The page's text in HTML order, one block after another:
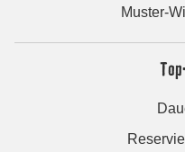
Muster-